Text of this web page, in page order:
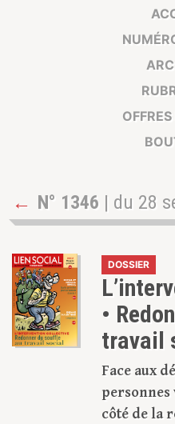
← N° 1346 | du 28
DOSSIER
•
travail
Face aux
personnes
côté de la